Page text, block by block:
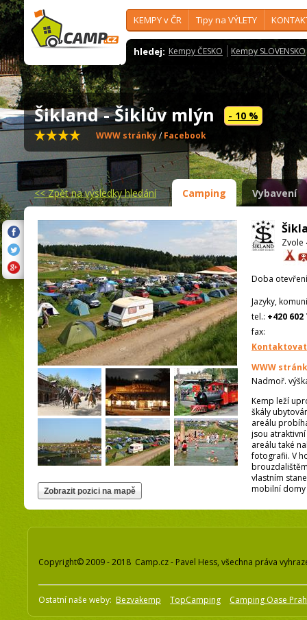
KEMPY v ČR Tipy na VÝLETY
hledej: Kempy ČESKO Kempy SLOVENSKO
Šikland - Šiklův mlýn - 10 %
WWW stránky/Facebook
<<Zpět na výsledky hledání Camping Vybavení
Zvole
Doba
Jazyky,
tel.: +420 602
fax:
WWW
Nadmoř.
Kemp leží
škály
areálu
jsou
areálu také
fotografii. V
vlastním
mobilní domy
Copyright© 2009 - 2018 Camp.cz - Pavel Hess, všechna práva
Ostatní naše weby: Bezvakemp TopCamping Camping Oase